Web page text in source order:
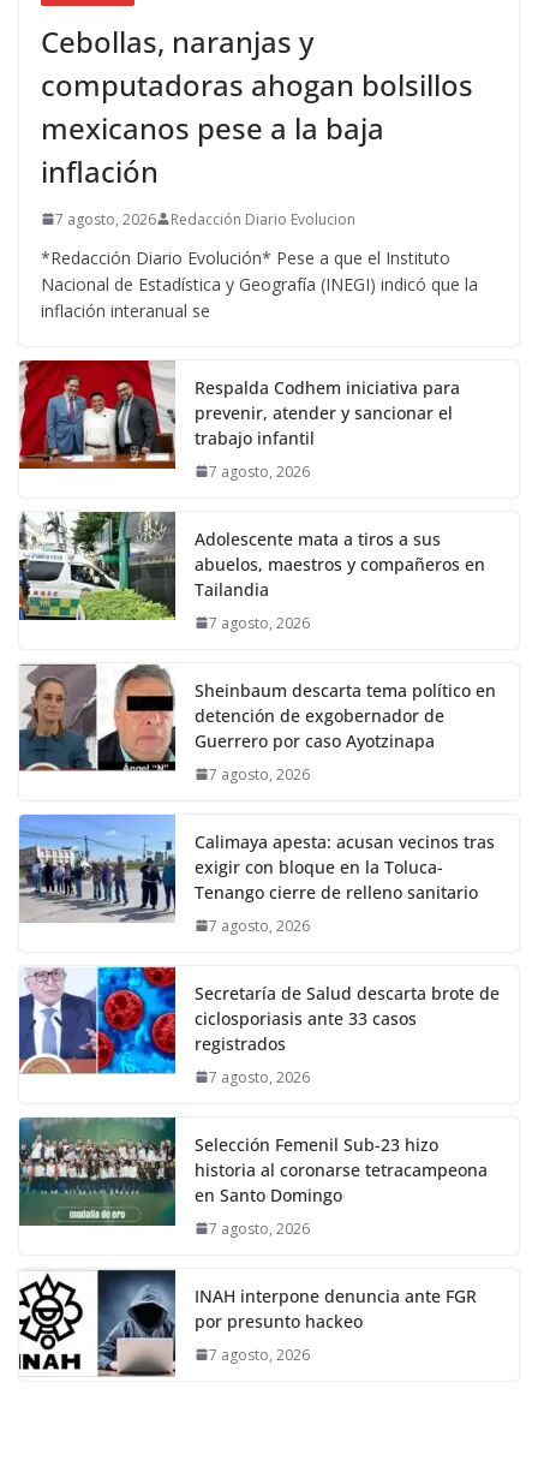
Cebollas, naranjas y
computadoras ahogan bolsillos
mexicanos pese a la baja
inflación
7 agosto, 2026 Redacción Diario Evolucion
*Redacción Diario Evolución* Pese a que el Instituto
Nacional de Estadística y Geografía (INEGI) indicó que la
inflación interanual se
Respalda Codhem iniciativa para
prevenir, atender y sancionar el
trabajo infantil
7 agosto, 2026
Adolescente mata a tiros a sus
abuelos, maestros y compañeros en
Tailandia
7 agosto, 2026
Sheinbaum descarta tema político en
detención de exgobernador de
Guerrero por caso Ayotzinapa
7 agosto, 2026
Calimaya apesta: acusan vecinos tras
exigir con bloque en la Toluca-
Tenango cierre de relleno sanitario
7 agosto, 2026
Secretaría de Salud descarta brote de
ciclosporiasis ante 33 casos
registrados
7 agosto, 2026
Selección Femenil Sub-23 hizo
historia al coronarse tetracampeona
en Santo Domingo
7 agosto, 2026
INAH interpone denuncia ante FGR
por presunto hackeo
7 agosto, 2026